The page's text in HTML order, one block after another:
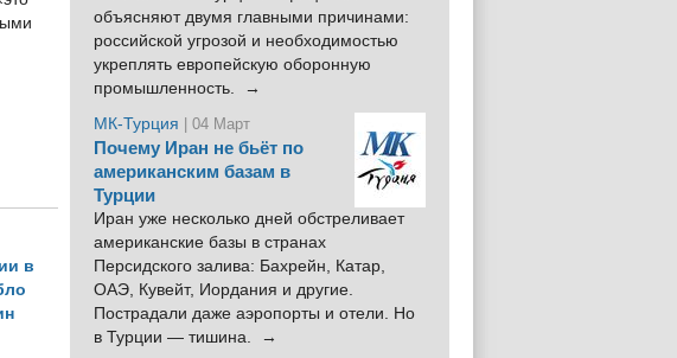
объясняют двумя главными причинами:
российской угрозой и необходимостью
укреплять европейскую оборонную
промышленность. →
МК-Турция
| 04 Март
Почему Иран не бьёт по
американским базам в
Турции
Иран уже несколько дней обстреливает
американские базы в странах
Персидского залива: Бахрейн, Катар,
ОАЭ, Кувейт, Иордания и другие.
Пострадали даже аэропорты и отели. Но
в Турции — тишина. →